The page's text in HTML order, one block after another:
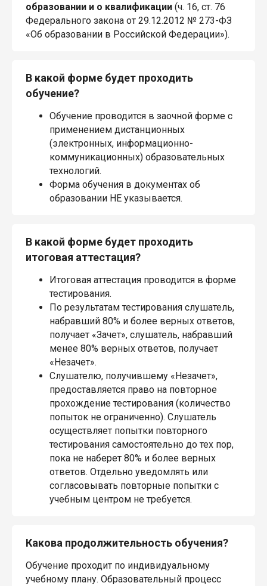
образовании и о квалификации (ч. 16, ст. 76
Федерального закона от 29.12.2012 № 273-ФЗ
«Об образовании в Российской Федерации»).
В какой форме будет проходить
обучение?
Обучение проводится в заочной форме с
применением дистанционных
(электронных, информационно-
коммуникационных) образовательных
технологий.
Форма обучения в документах об
образовании НЕ указывается.
В какой форме будет проходить
итоговая аттестация?
Итоговая аттестация проводится в форме
тестирования.
По результатам тестирования слушатель,
набравший 80% и более верных ответов,
получает «Зачет», слушатель, набравший
менее 80% верных ответов, получает
«Незачет».
Слушателю, получившему «Незачет»,
предоставляется право на повторное
прохождение тестирования (количество
попыток не ограниченно). Слушатель
осуществляет попытки повторного
тестирования самостоятельно до тех пор,
пока не наберет 80% и более верных
ответов. Отдельно уведомлять или
согласовывать повторные попытки с
учебным центром не требуется.
Какова продолжительность обучения?
Обучение проходит по индивидуальному
учебному плану. Образовательный процесс